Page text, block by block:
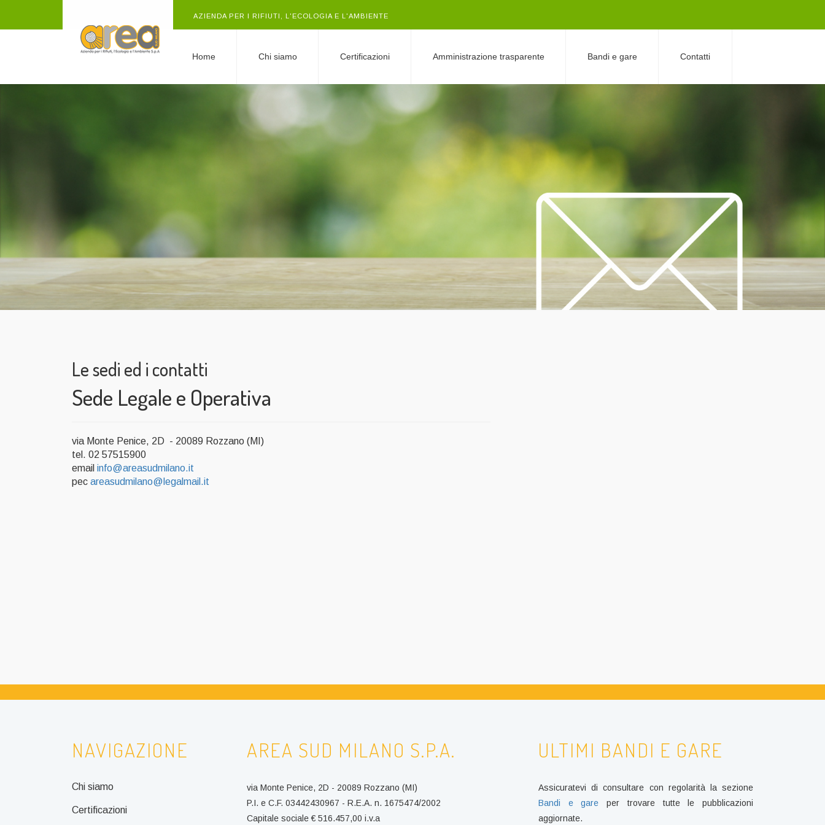
AZIENDA PER I RIFIUTI, L'ECOLOGIA E L'AMBIENTE
Home Chi siamo Certificazioni Amministrazione trasparente Bandi e gare Contatti
Le sedi ed i contatti
Sede Legale e Operativa
via Monte Penice, 2D - 20089 Rozzano (MI)
tel. 02 57515900
email info@areasudmilano.it
pec areasudmilano@legalmail.it
NAVIGAZIONE
Chi siamo
Certificazioni
AREA SUD MILANO S.P.A.
via Monte Penice, 2D - 20089 Rozzano (MI)
P.I. e C.F. 03442430967 - R.E.A. n. 1675474/2002
Capitale sociale € 516.457,00 i.v.a
ULTIMI BANDI E GARE
Assicuratevi di consultare con regolarità la sezione
Bandi e gare per trovare tutte le pubblicazioni
aggiornate.